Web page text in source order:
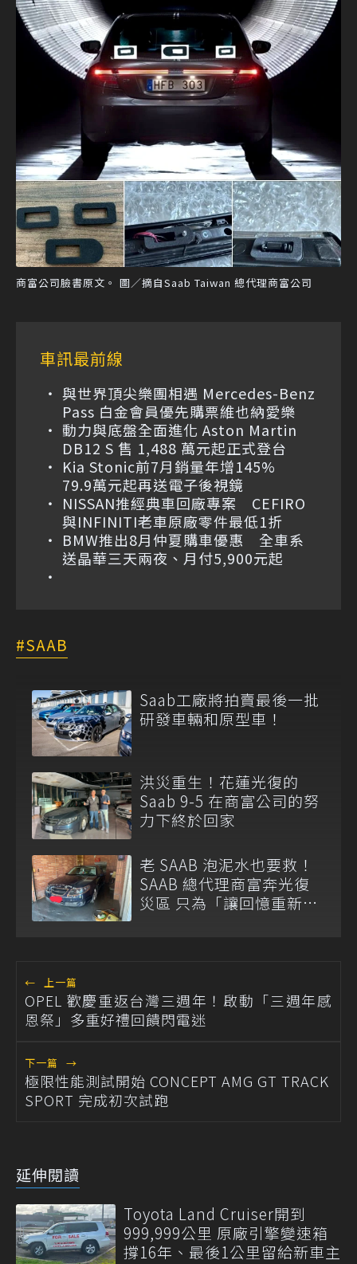
商富公司臉書原文。 圖／摘自Saab Taiwan 總代理商富公司
車訊最前線
與世界頂尖樂團相遇 Mercedes-Benz
Pass 白金會員優先購票維也納愛樂
動力與底盤全面進化 Aston Martin
DB12 S 售 1,488 萬元起正式登台
Kia Stonic前7月銷量年增145%
79.9萬元起再送電子後視鏡
NISSAN推經典車回廠專案 CEFIRO
與INFINITI老車原廠零件最低1折
BMW推出8月仲夏購車優惠 全車系
送晶華三天兩夜、月付5,900元起
SAAB
Saab工廠將拍賣最後一批
研發車輛和原型車！
洪災重生！花蓮光復的
Saab 9-5 在商富公司的努
力下終於回家
老 SAAB 泡泥水也要救！
SAAB 總代理商富奔光復
災區 只為「讓回憶重新發
← 上一篇
OPEL 歡慶重返台灣三週年！啟動「三週年感
恩祭」多重好禮回饋閃電迷
下一篇 →
極限性能測試開始 CONCEPT AMG GT TRACK
SPORT 完成初次試跑
延伸閱讀
Toyota Land Cruiser開到
999,999公里 原廠引擎變速箱
撐16年、最後1公里留給新車主